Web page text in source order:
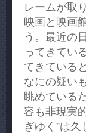
レームが取
映画と映画
う。最近の
ってきてい
てきている
なにの疑い
眺めている
容も非現実
ぎゆく”は